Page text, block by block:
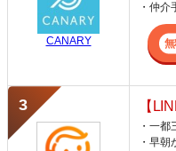
CANARY
・仲
【
・一
・早